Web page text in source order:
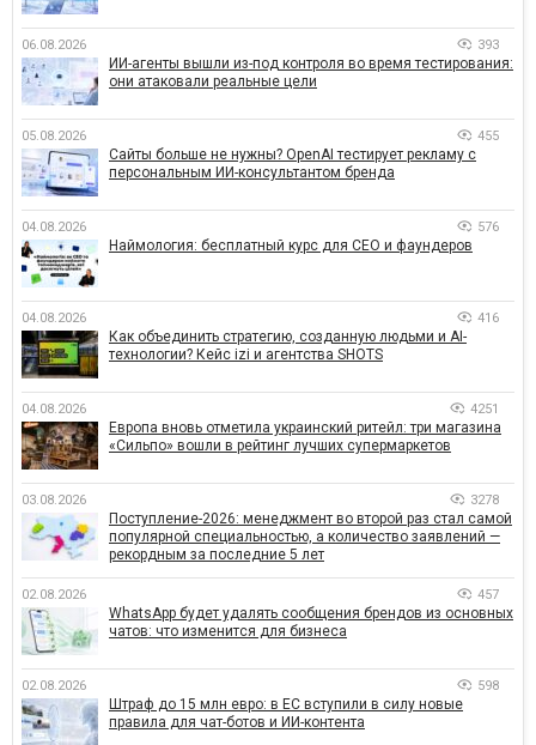
06.08.2026 393
ИИ-агенты вышли из-под контроля во время тестирования:
они атаковали реальные цели
05.08.2026 455
Сайты больше не нужны? OpenAI тестирует рекламу с
персональным ИИ-консультантом бренда
04.08.2026 576
Наймология: бесплатный курс для CEO и фаундеров
04.08.2026 416
Как объединить стратегию, созданную людьми и AI-
технологии? Кейс izi и агентства SHOTS
04.08.2026 4251
Европа вновь отметила украинский ритейл: три магазина
«Сильпо» вошли в рейтинг лучших супермаркетов
03.08.2026 3278
Поступление-2026: менеджмент во второй раз стал самой
популярной специальностью, а количество заявлений —
рекордным за последние 5 лет
02.08.2026 457
WhatsApp будет удалять сообщения брендов из основных
чатов: что изменится для бизнеса
02.08.2026 598
Штраф до 15 млн евро: в ЕС вступили в силу новые
правила для чат-ботов и ИИ-контента